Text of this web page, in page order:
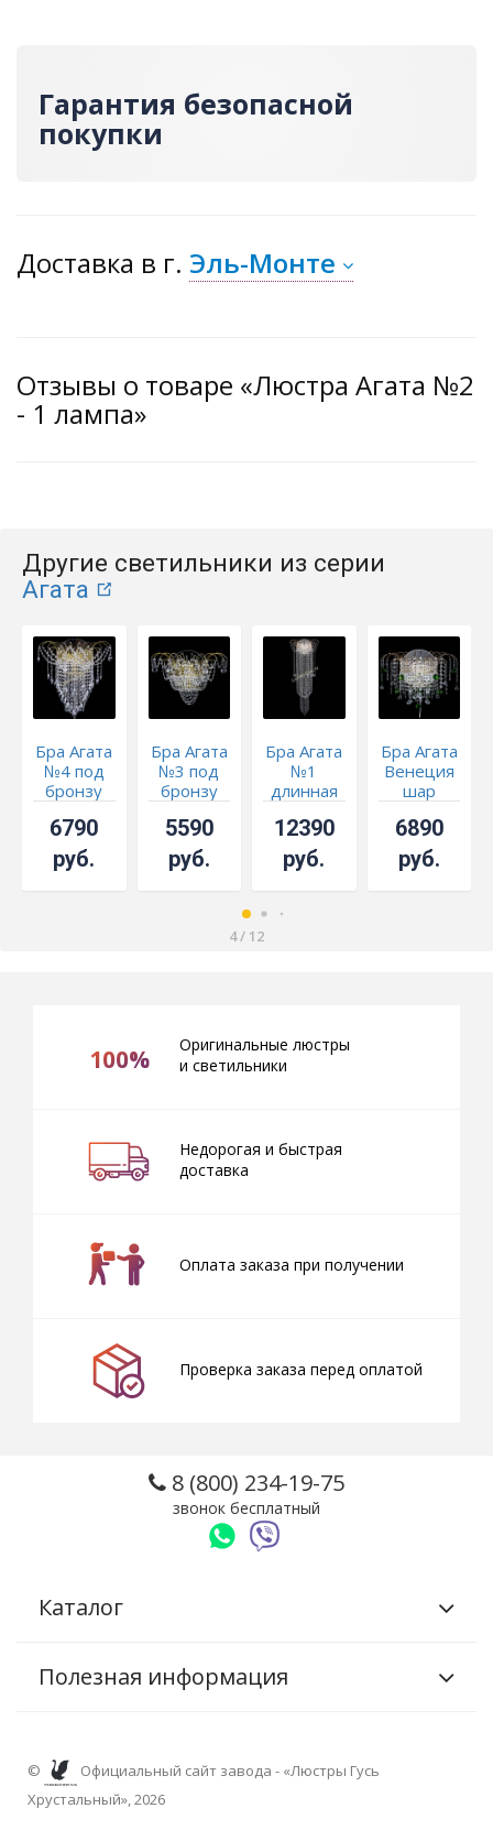
Гарантия безопасной
покупки
Доставка в г. Эль-Монте
Отзывы о товаре «Люстра Агата №2
- 1 лампа»
Другие светильники из серии
Агата
Бра Агата
№4 под
бронзу
6790
руб.
Бра Агата
№3 под
бронзу
5590
руб.
Бра Агата
№1
длинная
12390
руб.
Бра Агата
Венеция
шар
6890
руб.
4/ 12
100%
Оригинальные люстры
и светильники
Недорогая и быстрая
доставка
Оплата заказа при получении
Проверка заказа перед оплатой
8 (800) 234-19-75
звонок бесплатный
Каталог
Полезная информация
©
Официальный сайт завода - «Люстры Гусь
Хрустальный», 2026